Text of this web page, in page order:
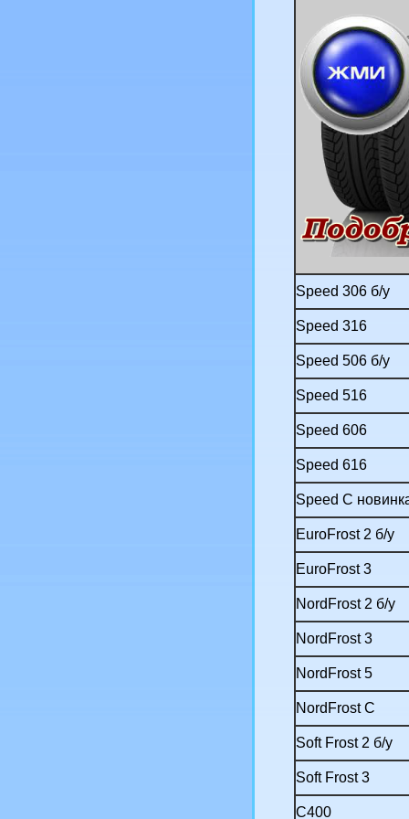
Speed 306 б/у
Speed 316
Speed 506 б/у
Speed 516
Speed 606
Speed 616
Speed C
EuroFrost 2 б/у
EuroFrost 3
NordFrost 2 б/у
NordFrost 3
NordFrost 5
NordFrost C
Soft Frost 2 б/у
Soft Frost 3
C400